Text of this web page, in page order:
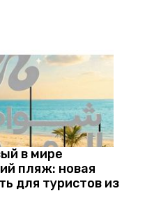
в мире
пляж: новая
для туристов из